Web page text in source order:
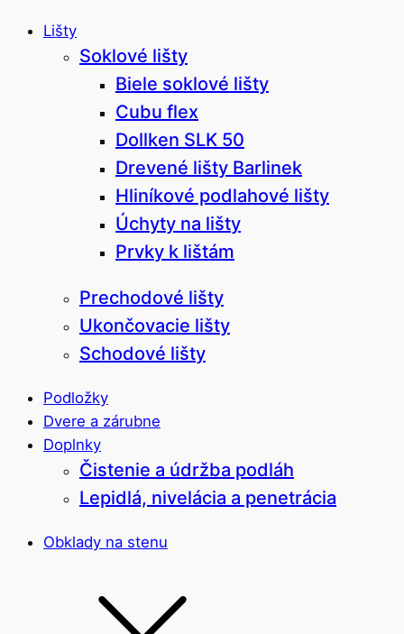
Lišty
Soklové lišty
Biele soklové lišty
Cubu flex
Dollken SLK 50
Drevené lišty Barlinek
Hliníkové podlahové lišty
Úchyty na lišty
Prvky k lištám
Prechodové lišty
Ukončovacie lišty
Schodové lišty
Podložky
Dvere a zárubne
Doplnky
Čistenie a údržba podláh
Lepidlá, nivelácia a penetrácia
Obklady na stenu